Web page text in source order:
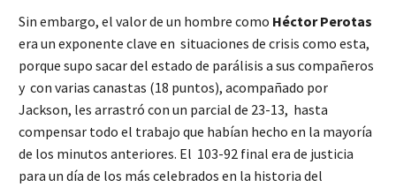
Sin embargo, el valor de un hombre como Héctor Perotas
era un exponente clave en situaciones de crisis como esta,
porque supo sacar del estado de parálisis a sus compañeros
y con varias canastas (18 puntos), acompañado por
Jackson, les arrastró con un parcial de 23-13, hasta
compensar todo el trabajo que habían hecho en la mayoría
de los minutos anteriores. El 103-92 final era de justicia
para un día de los más celebrados en la historia del